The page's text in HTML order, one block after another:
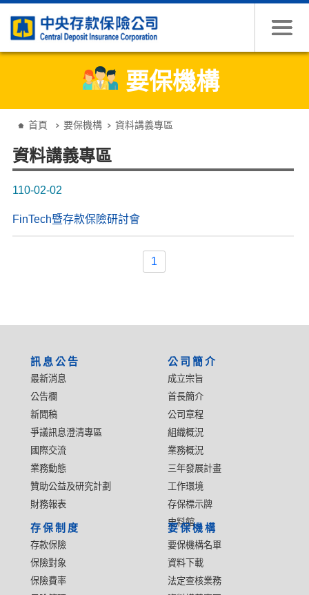
要保機構
首頁 要保機構 資料講義專區
資料講義專區
110-02-02
FinTech暨存款保險研討會
1
訊息公告
最新消息
公告欄
新聞稿
爭議訊息澄清專區
國際交流
業務動態
贊助公益及研究計劃
財務報表
公司簡介
成立宗旨
首長簡介
公司章程
組織概況
業務概況
三年發展計畫
工作環境
存保標示牌
史料館
存保制度
存款保險
保險對象
保險費率
要保機構
要保機構名單
資料下載
法定查核業務